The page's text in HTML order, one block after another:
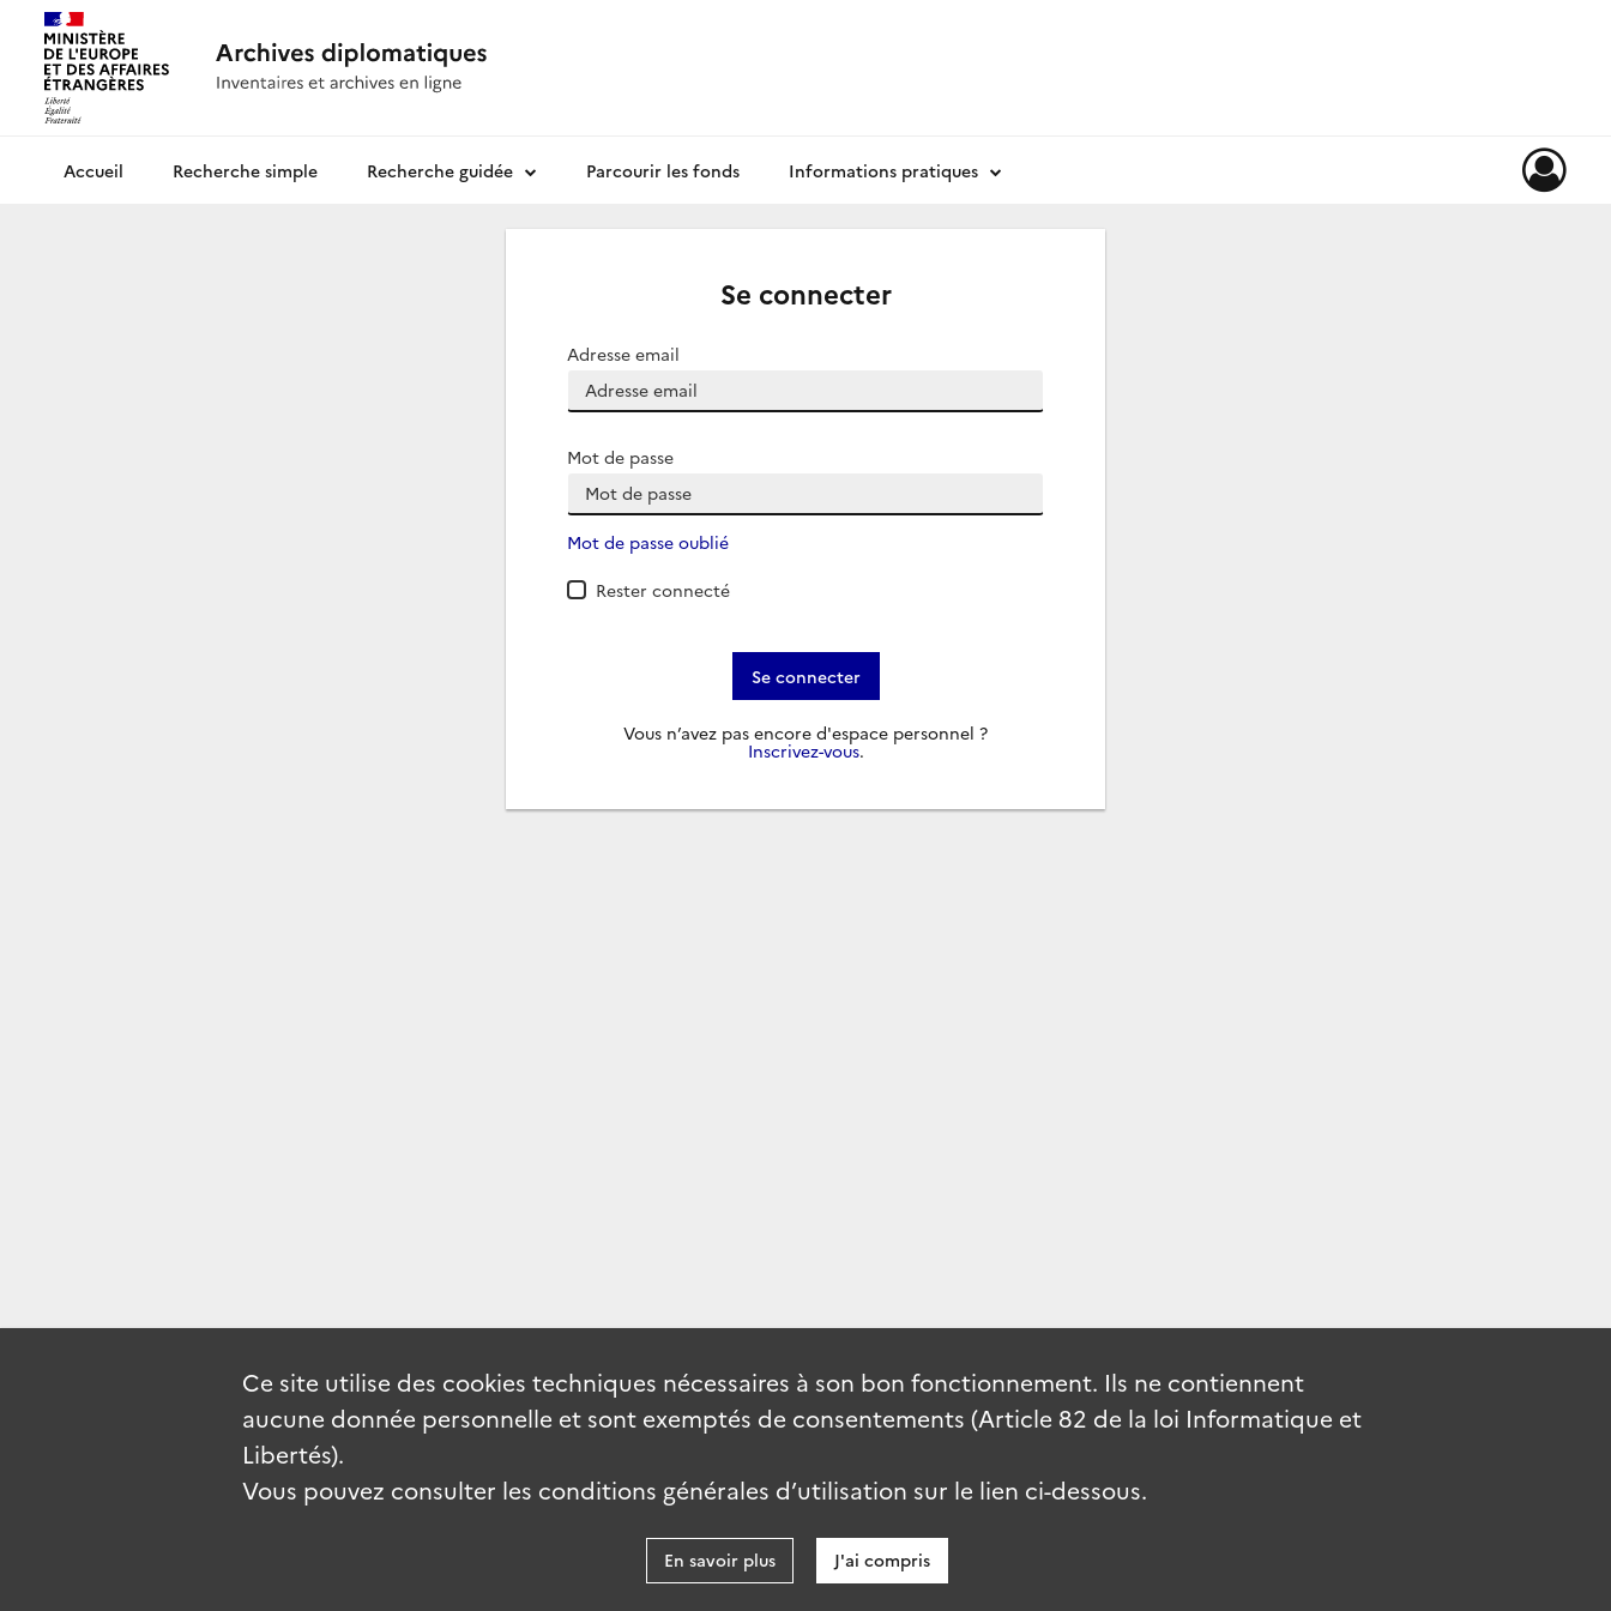
Archives diplomatiquesRecherche simple Recherche guidée Parcourir les fonds Informations pratiques
Se connecter
Adresse email
Mot de passe
Mot de passe oublié
Rester connecté
Se connecter
Vous n’avez pas encore d'espace personnel ?
Inscrivez-vous.
Ce site utilise des cookies techniques nécessaires à son bon fonctionnement. Ils ne contiennent
aucune donnée personnelle et sont exemptés de consentements (Article 82 de la loi Informatique et
Libertés).
Vous pouvez consulter les conditions générales d’utilisation sur le lien ci-dessous.
En savoir plus J'ai compris